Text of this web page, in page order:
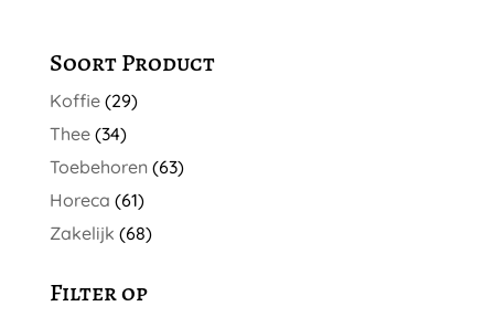
gekozen
worden
op
de
productpagina
Soort Product
Koffie (29)
Thee (34)
Toebehoren (63)
Horeca (61)
Zakelijk (68)
Filter op